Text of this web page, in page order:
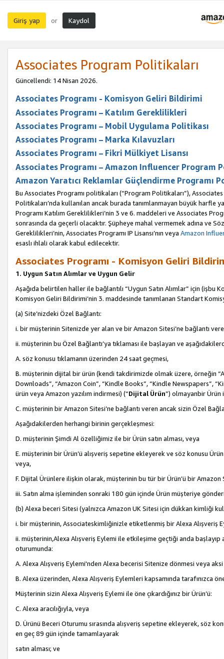
Giriş yap or Kaydol
Associates Program Politikaları
Güncellendi: 14 Nisan 2026.
Associates Programı - Komisyon Geliri Bildirimi
Associates Programı – Katılım Gereklilikleri
Associates Programı – Mobil Uygulama Politikası
Associates Programı – Marka Kılavuzları
Associates Programı – Fikri Mülkiyet Lisansı
Associates Programı – Amazon Influencer Program
Amazon Yaratıcı Reklamlar Güçlendirme Programı
Bu Associates Programı politikaları (“Program Politikaları”),
Politikaları’nda kullanılan ancak burada tanımlanmayan büyük harfle
Programı Katılım Gereklilikleri’nin 3 ve 6. maddeleri ve Associates
sonrasında da geçerli olacaktır. Şüpheye mahal vermemek adına ve
Gereklilikleri’nin, Associates Programı IP Lisansı’nın veya Amazon
esaslı ihlali olarak kabul edilecektir.
Associates Programı - Komisyon Geliri
1. Uygun Satın Alımlar ve Uygun Gelir
Aşağıda belirtilen haller ile bağlantılı “Uygun Satın Alımlar” için
Komisyon Geliri Bildirimi’nin 3. maddesinde tanımlanan Standart
(a) Site’nizdeki Özel Bağlantı:
i. bir müşterinin Sitenizde yer alan ve bir Amazon Sitesi’ne bağlantı
ii. müşterinin bu Özel Bağlantı’ya tıklaması ile başlayan ve
A. söz konusu tıklamanın üzerinden 24 saat geçmesi,
B. müşterinin dijital bir ürün (kendi takdirimizde olmak üzere, örneğin
Downloads”, “Amazon Coin”, “Kindle Books”, “Kindle Newspapers”,
ürün veya Amazon yazılım indirmesi) (“Dijital Ürün”) olmayanbir Ürün
C. müşterinin bir Amazon Sitesi’ne bağlantı veren ancak sizin Özel
Aşağıdakilerden herhangi birinin gerçekleşmesi:
D. müşterinin Şimdi Al özelliğimiz ile bir Ürün satın alması, veya
E. müşterinin bir Ürün’ü alışveriş sepetine ekleyerek ve söz konusu
veya,
F. Dijital Ürünlere ilişkin olarak, müşterinin bu tür bir Ürün’ü bir Amazon
iii. Satın alma işleminden sonraki 180 gün içinde Ürün müşteriye
(b) Alexa beceri Sitesi (yalnızca Amazon UK Sitesi için dükkan kimliği
i. bir müşterinin, Associateskimliğinizle etiketlenmiş bir Alexa Alışveriş
ii. müşterinin,Alexa Alışveriş Eylemi ile etkileşime geçtiği anda
oturumunda:
A. Alexa Alışveriş Eylemi'nden Alexa becerisi Sitenize dönmesi veya
B. Alexa üzerinden, Alexa Alışveriş Eylemleri kapsamında tarafınızca
Müşterinin sizin Alexa Alışveriş Eylemi ile öne çıkardığınız bir Ürün’ü:
C. Alexa aracılığıyla, veya
D. Ürünü Beceri Oturumu sırasında alışveriş sepetine ekleyerek, söz
en geç 89 gün içinde tamamlayarak
satın alması; ve